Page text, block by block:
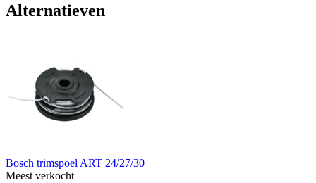
Alternatieven
Bosch trimspoel ART 24/27/30
Meest verkocht